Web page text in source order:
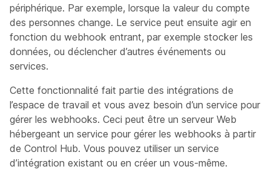
périphérique. Par exemple, lorsque la valeur du compte
des personnes change. Le service peut ensuite agir en
fonction du webhook entrant, par exemple stocker les
données, ou déclencher d’autres événements ou
services.
Cette fonctionnalité fait partie des intégrations de
l’espace de travail et vous avez besoin d’un service pour
gérer les webhooks. Ceci peut être un serveur Web
hébergeant un service pour gérer les webhooks à partir
de Control Hub. Vous pouvez utiliser un service
d’intégration existant ou en créer un vous-même.